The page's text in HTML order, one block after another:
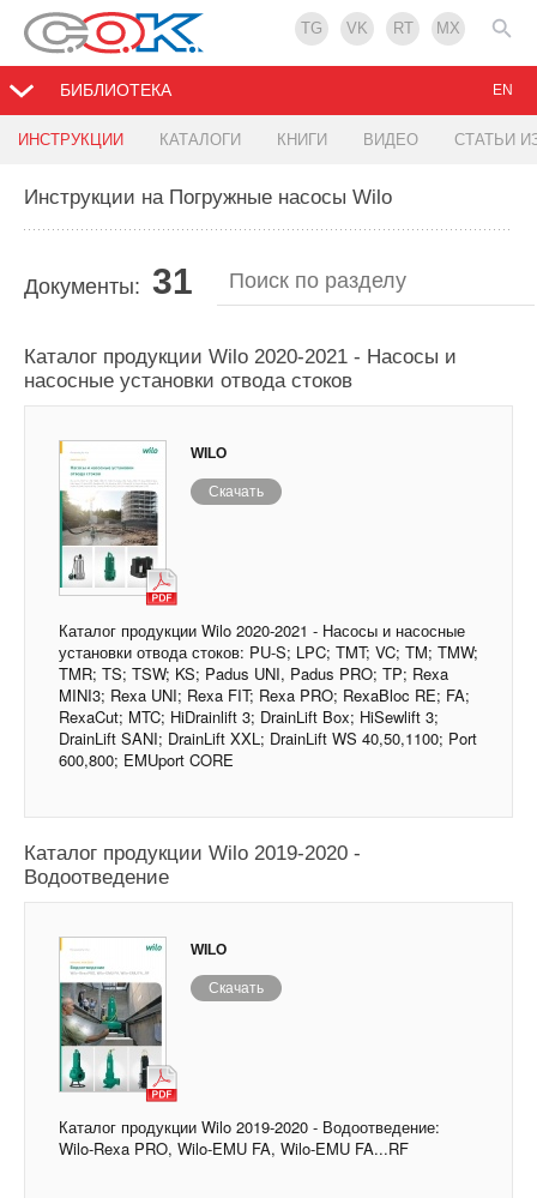
TG VK RT MX
БИБЛИОТЕКА
ИНСТРУКЦИИ КАТАЛОГИ КНИГИ ВИДЕО СТАТЬИ
EN
Инструкции на Погружные насосы Wilo
Документы: 31
Каталог продукции Wilo 2020-2021 - Насосы и
насосные установки отвода стоков
WILO
Скачать
Каталог продукции Wilo 2020-2021 - Насосы и насосные
установки отвода стоков: PU-S; LPC; TMT; VC; TM; TMW;
TMR; TS; TSW; KS; Padus UNI, Padus PRO; TP; Rexa
MINI3; Rexa UNI; Rexa FIT; Rexa PRO; RexaBloc RE; FA;
RexaCut; MTC; HiDrainlift 3; DrainLift Box; HiSewlift 3;
DrainLift SANI; DrainLift XXL; DrainLift WS 40,50,1100; Port
600,800; EMUport CORE
Каталог продукции Wilo 2019-2020 -
Водоотведение
WILO
Скачать
Каталог продукции Wilo 2019-2020 - Водоотведение:
Wilo-Rexa PRO, Wilo-EMU FA, Wilo-EMU FA...RF